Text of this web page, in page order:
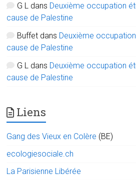
G L dans Deuxième occupation
cause de Palestine
Buffet dans Deuxième
cause de Palestine
G L dans Deuxième occupation
cause de Palestine
Liens
Gang des Vieux en Colère (BE)
ecologiesociale.ch
La Parisienne Libérée